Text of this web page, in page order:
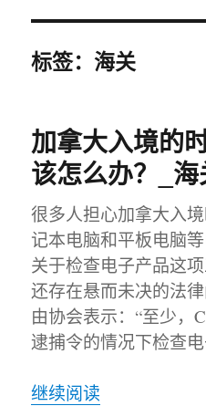
标签：海关
加拿大入境的
该怎么办？_
很多人担心加拿大入
记本电脑和平板电脑
关于检查电子产品这
还存在悬而未决的法
由协会表示：“至少，
逮捕令的情况下检查
继续阅读